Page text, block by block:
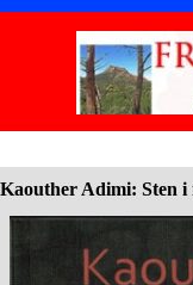
Aller au contenu
Kaouther Adimi: Sten i